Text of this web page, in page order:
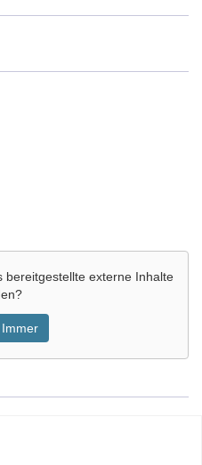
bereitgestellte externe Inhalte
Immer